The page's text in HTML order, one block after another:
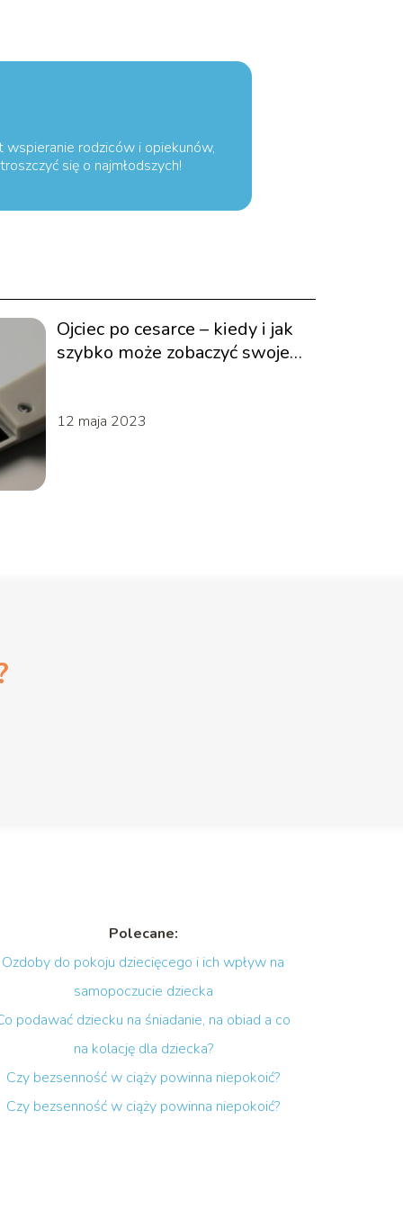
wspieranie rodziców i opiekunów,
się o najmłodszych!
Ojciec po cesarce – kiedy i jak
szybko może zobaczyć swoje
12 maja 2023
Polecane:
Ozdoby do pokoju dziecięcego i ich wpływ na
samopoczucie dziecka
podawać dziecku na śniadanie, na obiad a co
na kolację dla dziecka?
Czy bezsenność w ciąży powinna niepokoić?
Czy bezsenność w ciąży powinna niepokoić?